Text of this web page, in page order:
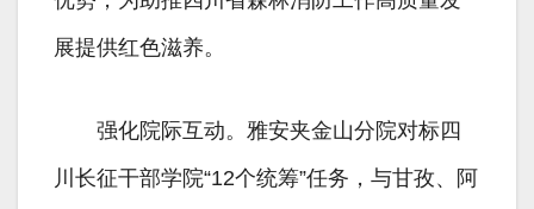
展提供红色滋养。
强化院际互动。雅安夹金山分院对标四
川长征干部学院“12个统筹”任务，与甘孜、阿